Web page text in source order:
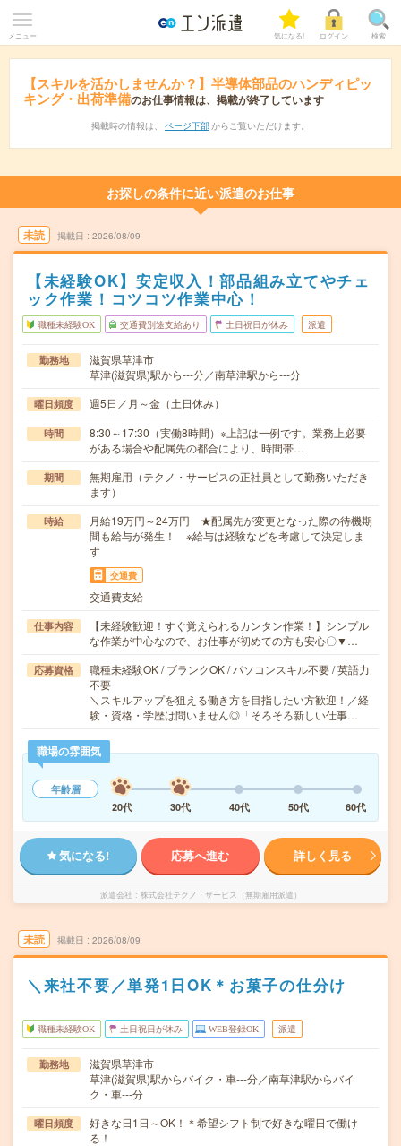
メニュー 気になる! ログイン 検索
【スキルを活かしませんか？】半導体部品のハンディピッ
キング・出荷準備のお仕事情報は、掲載が終了しています
掲載時の情報は、 ページ下部 からご覧いただけます。
お探しの条件に近い派遣のお仕事
未読 掲載日 2026/08/09
【未経験OK】安定収入！部品組み立てやチェ
ック作業！コツコツ作業中心！
職種未経験OK 交通費別途支給あり 土日祝日が休み 派遣
勤務地
滋賀県草津市
草津(滋賀県)駅から---分／南草津駅から---分
曜日頻度 週5日／月～金（土日休み）
時間
8:30～17:30（実働8時間）※上記は一例です。業務上必要
がある場合や配属先の都合により、時間帯…
期間
無期雇用（テクノ・サービスの正社員として勤務いただき
ます）
時給
月給19万円～24万円 ★配属先が変更となった際の待機期
間も給与が発生！ ※給与は経験などを考慮して決定しま
す
交通費
交通費支給
仕事内容
【未経験歓迎！すぐ覚えられるカンタン作業！】シンプル
な作業が中心なので、お仕事が初めての方も安心〇▼…
応募資格
職種未経験OK / ブランクOK / パソコンスキル不要 / 英語力
不要
＼スキルアップを狙える働き方を目指したい方歓迎！／経
験・資格・学歴は問いません◎「そろそろ新しい仕事…
職場の雰囲気
年齢層
20代
30代 40代 50代 60代
気になる! 応募へ進む 詳しく見る
派遣会社 株式会社テクノ・サービス（無期雇用派遣）
未読 掲載日 2026/08/09
＼来社不要／単発1日OK＊お菓子の仕分け
職種未経験OK 土日祝日が休み WEB登録OK 派遣
勤務地
滋賀県草津市
草津(滋賀県)駅からバイク・車---分／南草津駅からバイ
ク・車---分
曜日頻度
好きな日1日～OK！＊希望シフト制で好きな曜日で働け
る！